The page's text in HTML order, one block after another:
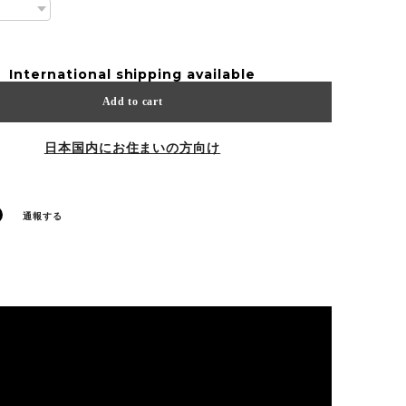
International shipping available
Add to cart
日本国内にお住まいの方向け
通報する